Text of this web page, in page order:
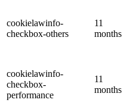
cookielawinfo-
checkbox-others
11
months
cookielawinfo-
checkbox-
performance
11
months